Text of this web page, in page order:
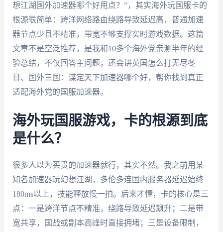
想江湖国外加速器哪个好用点？”，其实海外玩国服卡的
根源很简单：跨洋网络路由绕路导致延迟高，普通加速
器节点少且不精准，带宽不够支撑实时游戏数据。这篇
文章不是空泛推荐，是我和10多个海外党亲测半年的经
验总结，不仅回答主问题，还会讲英国怎么打无尽冬
日、国外三国：谋定天下加速器哪个好，帮你找到真正
适配海外党的国服加速器。
海外玩国服游戏，卡的根源到底
是什么？
很多人以为买贵的加速器就行，其实不然。我之前用某
知名加速器玩幻想江湖，多伦多连国内服务器延迟始终
180ms以上，技能释放慢一拍。后来才懂，卡的核心是三
点：一是跨洋节点不精准，绕路导致延迟飙升；二是带
宽共享，国战或副本高峰时直接拥堵；三是设备限制，